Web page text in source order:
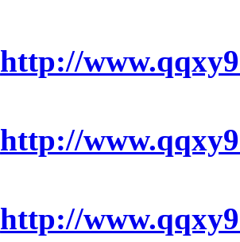
http://
http://
http://